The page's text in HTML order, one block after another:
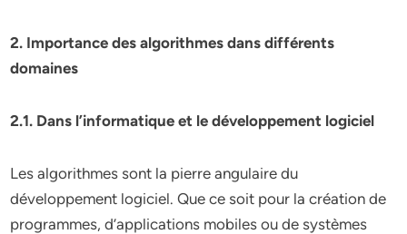
2. Importance des algorithmes dans différents
domaines
2.1. Dans l’informatique et le développement logiciel
Les algorithmes sont la pierre angulaire du
développement logiciel. Que ce soit pour la création de
programmes, d’applications mobiles ou de systèmes